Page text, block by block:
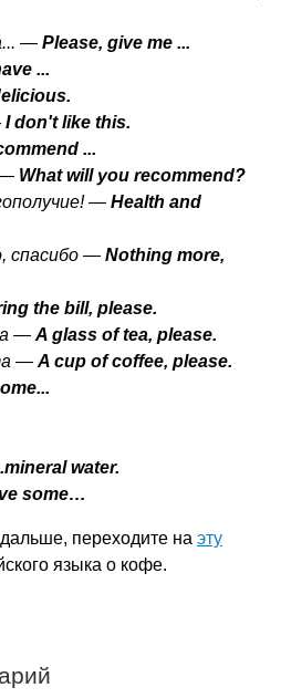
— Please, give me ...
...
.
I don't like this.
...
— What will you recommend?
— Health and
спасибо — Nothing more,
the bill, please.
— A glass of tea, please.
— A cup of coffee, please.
...
mineral water.
some…
переходите на эту
языка о кофе.